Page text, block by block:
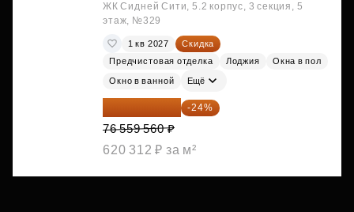
ЖК Сидней Сити, 5.2 корпус, 3 секция, 5
этаж, №329
1 кв 2027
Скидка
Предчистовая отделка
Лоджия Окна в пол
Окно в ванной Ещё
58 185 266 ₽ -24%
76 559 560 ₽
620 312 ₽ за м²